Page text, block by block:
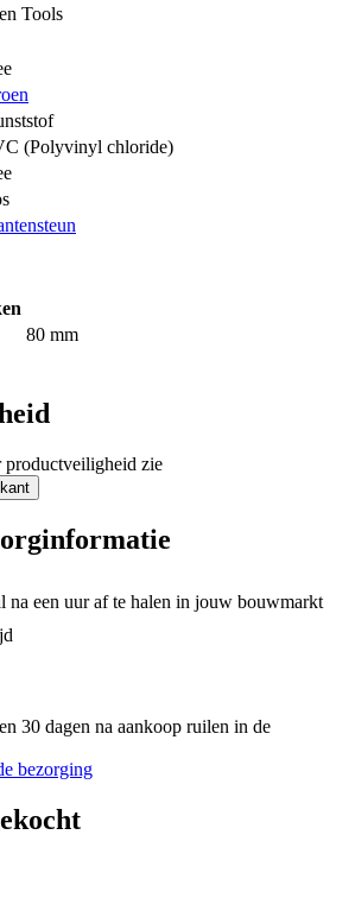
Tools
(Polyvinyl chloride)
80 mm
zie
na een uur af te halen in jouw bouwmarkt
30 dagen na aankoop ruilen in de
bezorging